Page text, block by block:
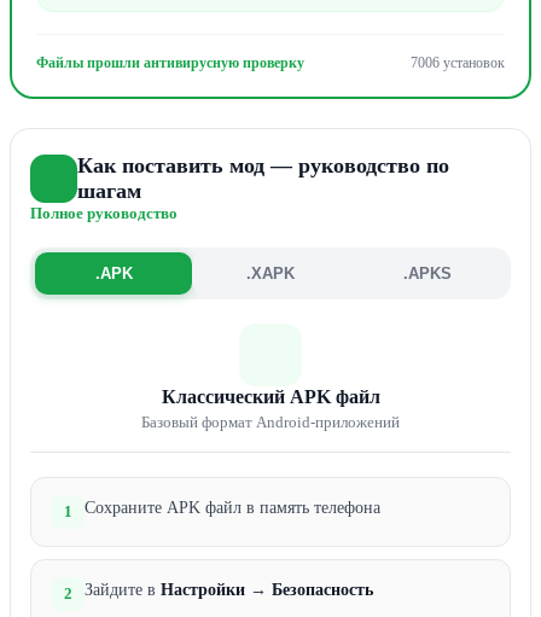
Файлы прошли антивирусную проверку 7006 установок
Как поставить мод — руководство по
шагам
Полное руководство
.APK .XAPK .APKS
Классический APK файл
Базовый формат Android-приложений
1 Сохраните APK файл в память телефона
2 Зайдите в Настройки → Безопасность